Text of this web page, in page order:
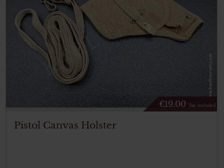
€19.00 Tax. included
Pistol Canvas Holster